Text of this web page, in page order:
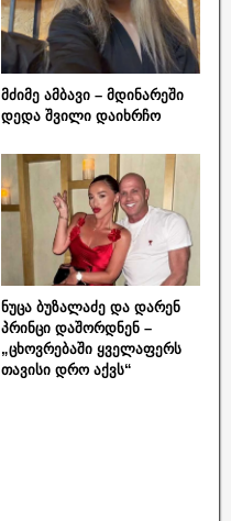
მძიმე ამბავი – მდინარეში
დედა შვილი დაიხრჩო
ნუცა ბუზალაძე და დარენ
პრინცი დაშორდნენ –
„ცხოვრებაში ყველაფერს
თავისი დრო აქვს“